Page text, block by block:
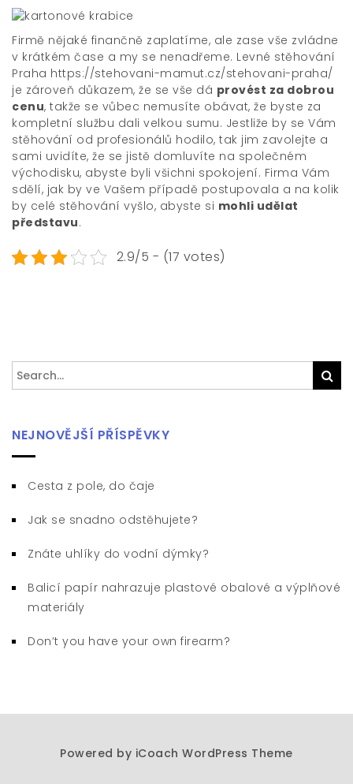
Firmě nějaké finančně zaplatíme, ale zase vše zvládne
v krátkém čase a my se nenadřeme. Levné stěhování
Praha https://stehovani-mamut.cz/stehovani-praha/
je zároveň důkazem, že se vše dá provést za dobrou
cenu, takže se vůbec nemusíte obávat, že byste za
kompletní službu dali velkou sumu. Jestliže by se Vám
stěhování od profesionálů hodilo, tak jim zavolejte a
sami uvidíte, že se jistě domluvíte na společném
východisku, abyste byli všichni spokojení. Firma Vám
sdělí, jak by ve Vašem případě postupovala a na kolik
by celé stěhování vyšlo, abyste si mohli udělat
představu.
2.9/5 - (17 votes)
Search
for:
NEJNOVĚJŠÍ PŘÍSPĚVKY
Cesta z pole, do čaje
Jak se snadno odstěhujete?
Znáte uhlíky do vodní dýmky?
Balicí papír nahrazuje plastové obalové a výplňové
materiály
Don’t you have your own firearm?
Powered by iCoach WordPress Theme